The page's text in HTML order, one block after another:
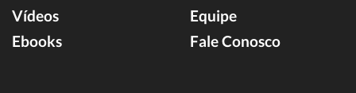
Vídeos
Ebooks
Equipe
Fale Conosco